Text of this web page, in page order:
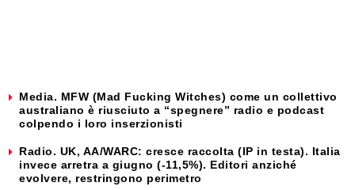
Media. MFW (Mad Fucking Witches) come un collettivo
australiano è riusciuto a “spegnere” radio e podcast
colpendo i loro inserzionisti
Radio. UK, AA/WARC: cresce raccolta (IP in testa). Italia
invece arretra a giugno (-11,5%). Editori anziché
evolvere, restringono perimetro